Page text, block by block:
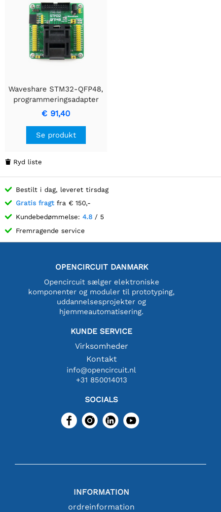
Waveshare STM32-QFP48,
programmeringsadapter
€ 91,40
Se produkt
 Ryd liste
Bestilt i dag, leveret tirsdag
Gratis fragt fra € 150,-
Kundebedømmelse: 4.8 / 5
Fremragende service
OPENCIRCUIT DANMARK
Opencircuit sælger elektroniske
komponenter og moduler til prototyping,
uddannelsesprojekter og
hjemmeautomatisering.
KUNDE SERVICE
Virksomheder
Kontakt
info@opencircuit.nl
+31 850014013
SOCIALS
INFORMATION
ordreinformation